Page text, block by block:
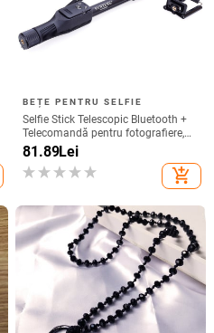
BEȚE PENTRU SELFIE
Selfie Stick Telescopic Bluetooth +
Telecomandă pentru fotografiere,
compatibil cu Android și IOS -
Negru
81.89Lei
add_shopping_cart